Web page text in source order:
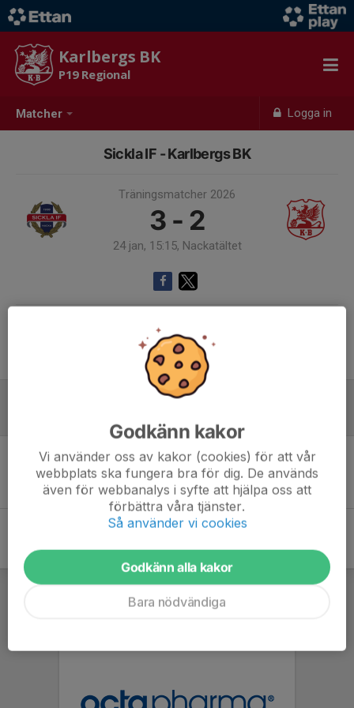
Matcher Logga in
Karlbergs BK
P19 Regional
Sickla IF - Karlbergs BK
Träningsmatcher 2026
3 - 2
24 jan, 15:15, Nackatältet
Samling 13:45, Nackatältet
Endast kallade kunde anmäla sig till aktiviteten. 18 personer var kallade.
Logga in här
Inget referat skrivet
Godkänn kakor
Vi använder oss av kakor (cookies) för att vår
webbplats ska fungera bra för dig. De används
även för webbanalys i syfte att hjälpa oss att
förbättra våra tjänster.
Så använder vi cookies
Godkänn alla kakor
Bara nödvändiga